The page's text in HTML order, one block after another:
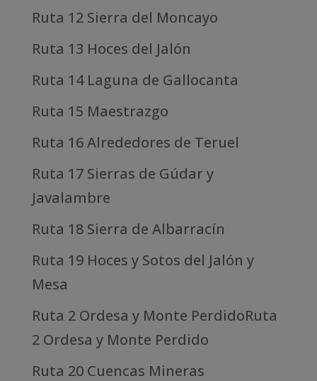
Ruta 12 Sierra del Moncayo
Ruta 13 Hoces del Jalón
Ruta 14 Laguna de Gallocanta
Ruta 15 Maestrazgo
Ruta 16 Alrededores de Teruel
Ruta 17 Sierras de Gúdar y
Javalambre
Ruta 18 Sierra de Albarracín
Ruta 19 Hoces y Sotos del Jalón y
Mesa
Ruta 2 Ordesa y Monte PerdidoRuta
2 Ordesa y Monte Perdido
Ruta 20 Cuencas Mineras